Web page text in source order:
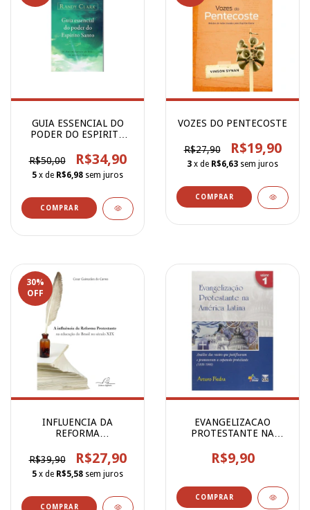
GUIA ESSENCIAL DO
PODER DO ESPIRITO
R$50,00
R$34,90
5 x de R$6,98 sem juros
VOZES DO PENTECOSTE
R$27,90 R$19,90
3 x de R$6,63 sem juros
30%
OFF
INFLUENCIA DA
REFORMA
R$39,90
R$27,90
5 x de R$5,58 sem juros
EVANGELIZACAO
PROTESTANTE NA
R$9,90